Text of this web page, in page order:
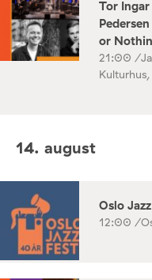
Tor
or
21:00 /
Kulturhus,
14. august
Oslo
12:00 /